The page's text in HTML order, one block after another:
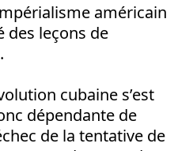
américain
des leçons de
cubaine s’est
dépendante de
de la tentative de